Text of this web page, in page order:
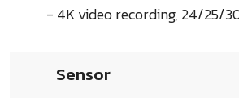
- 4K video recording, 24/25/
Sensor